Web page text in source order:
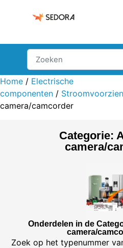
Home / Electrische
componenten /
camera/camcorder
Categorie:
camera/
Onderdelen in de
camera/
Zoek op het typenummer